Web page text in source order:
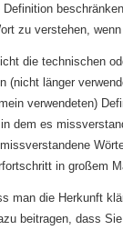
zu verstehen,
die technischen
(nicht länger
verwendeten)
dem es
in großem
man die Herkunft
beitragen, dass